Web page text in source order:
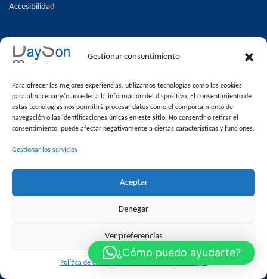
Gestionar consentimiento
Para ofrecer las mejores experiencias, utilizamos tecnologías como las cookies
para almacenar y/o acceder a la información del dispositivo. El consentimiento de
estas tecnologías nos permitirá procesar datos como el comportamiento de
navegación o las identificaciones únicas en este sitio. No consentir o retirar el
consentimiento, puede afectar negativamente a ciertas características y funciones.
Gestionar los servicios
Aceptar
Denegar
Ver preferencias
Política de cookies
Accesibilidad
Servicios
Información
Inicio
Altas/ Bajas V.O
Blog
¿Cómo puedo ayudarte?